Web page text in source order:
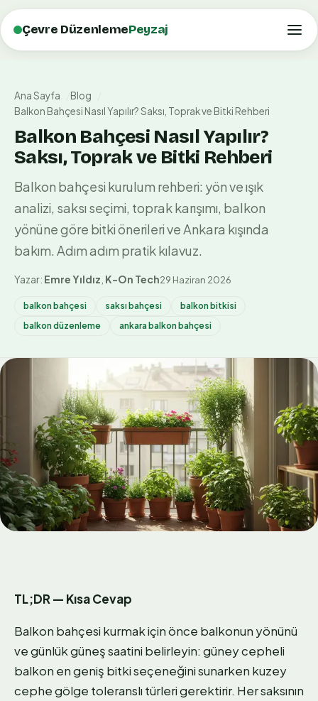
Çevre DüzenlemePeyzaj
Ana Sayfa
Blog
Balkon Bahçesi Nasıl Yapılır? Saksı, Toprak ve Bitki Rehberi
Balkon Bahçesi Nasıl Yapılır?
Saksı, Toprak ve Bitki Rehberi
Balkon bahçesi kurulum rehberi: yön ve ışık
analizi, saksı seçimi, toprak karışımı, balkon
yönüne göre bitki önerileri ve Ankara kışında
bakım. Adım adım pratik kılavuz.
Yazar: Emre Yıldız K-On Tech29 Haziran 2026
balkon bahçesi saksı bahçesi
balkon bitkisi
balkon düzenleme
ankara balkon bahçesi
TL;DR — Kısa Cevap
Balkon bahçesi kurmak için önce balkonun yönünü
ve günlük güneş saatini belirleyin: güney cepheli
balkon en geniş bitki seçeneğini sunarken kuzey
cephe gölge toleranslı türleri gerektirir. Her saksının